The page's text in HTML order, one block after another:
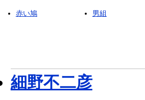
赤い鳩 男組
細野不二彦